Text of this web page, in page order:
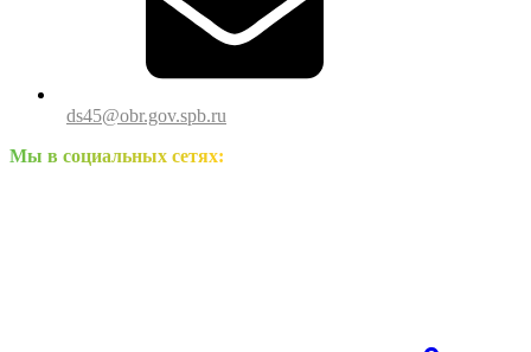
ds45@obr.gov.spb.ru
Мы в социальных сетях: